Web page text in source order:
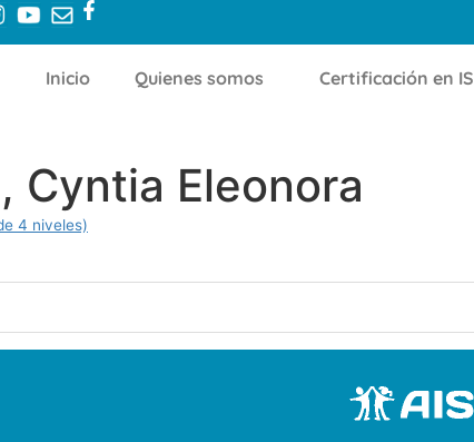
Inicio Quienes somos Certificación en IS
Cyntia Eleonora
4 niveles)